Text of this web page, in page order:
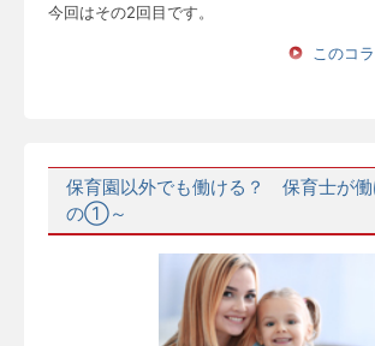
今回はその2回目です。
このコ
保育園以外でも働ける？ 保育士が働
の①～